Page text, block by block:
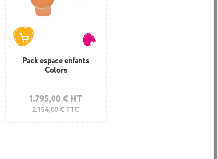
Pack espace enfants
Colors
1.795,00 € HT
2.154,00 € TTC